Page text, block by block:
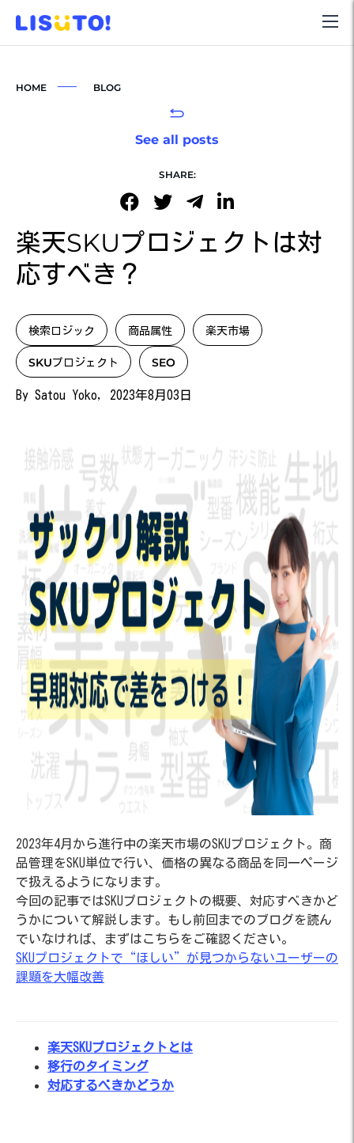
HOME BLOG
楽天SKUプロジェクトは対
応すべき？
検索ロジック 商品属性 楽天市場
SKUプロジェクト SEO
By Satou Yoko, 2023年8月03日
2023年4月から進行中の楽天市場のSKUプロジェクト。商
品管理をSKU単位で行い、価格の異なる商品を同一ページ
で扱えるようになります。
今回の記事ではSKUプロジェクトの概要、対応すべきかど
うかについて解説します。もし前回までのブログを読ん
でいなければ、まずはこちらをご確認ください。
SKUプロジェクトで“ほしい”が見つからないユーザーの
課題を大幅改善
楽天SKUプロジェクトとは
移行のタイミング
対応するべきかどうか
See all posts
SHARE: